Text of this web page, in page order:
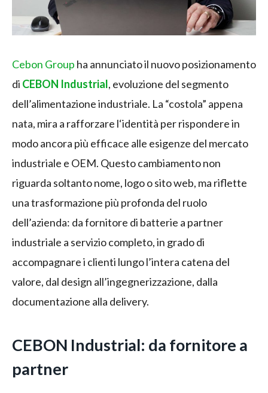
Cebon Group ha annunciato il nuovo posizionamento
di CEBON Industrial, evoluzione del segmento
dell’alimentazione industriale. La “costola” appena
nata, mira a rafforzare l‘identità per rispondere in
modo ancora più efficace alle esigenze del mercato
industriale e OEM. Questo cambiamento non
riguarda soltanto nome, logo o sito web, ma riflette
una trasformazione più profonda del ruolo
dell’azienda: da fornitore di batterie a partner
industriale a servizio completo, in grado di
accompagnare i clienti lungo l’intera catena del
valore, dal design all’ingegnerizzazione, dalla
documentazione alla delivery.
CEBON Industrial: da fornitore a
partner